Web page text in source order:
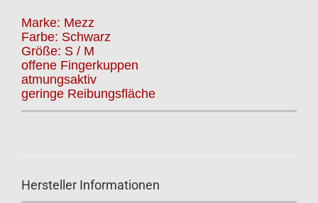
Marke: Mezz
Farbe: Schwarz
Größe: S / M
offene Fingerkuppen
atmungsaktiv
geringe Reibungsfläche
Hersteller Informationen